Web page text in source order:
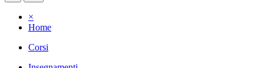
×
Home
Corsi